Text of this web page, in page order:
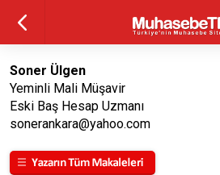
Soner Ülgen
Yeminli Mali Müşavir
Eski Baş Hesap Uzmanı
sonerankara@yahoo.com